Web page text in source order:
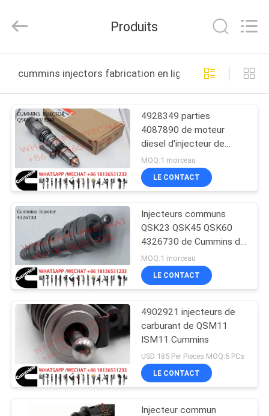
PRODUITS
SUJET
DE
NOUS
VISITE
D'USINE
CONTRÔLE
QUALITÉ
CONTACTEZ-
NOUS
Auto
Rights
Produits
cummins injectors fabrication en ligne
4928349 parties
4087890 de moteur
diesel d'injecteur de
QSK60 Cummins
MOQ:1 morceau
LE CONTACT
Injecteurs communs
QSK23 QSK45 QSK60
4326730 de Cummins de
rail de gazole
MOQ:1 morceau
LE CONTACT
4902921 injecteurs de
carburant de QSM11
ISM11 Cummins
USD 185 Per Pieces MOQ:6 PCs
LE CONTACT
Injecteur commun